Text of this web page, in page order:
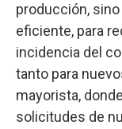
producción,
eficiente, para
incidencia del
tanto para
mayorista,
solicitudes de